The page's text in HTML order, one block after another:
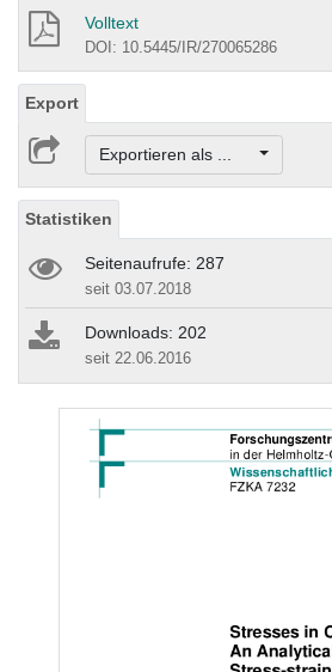
Volltext
DOI: 10.5445/IR/270065286
Export
Exportieren als ...
Statistiken
Seitenaufrufe: 287
seit 03.07.2018
Downloads: 202
seit 22.06.2016